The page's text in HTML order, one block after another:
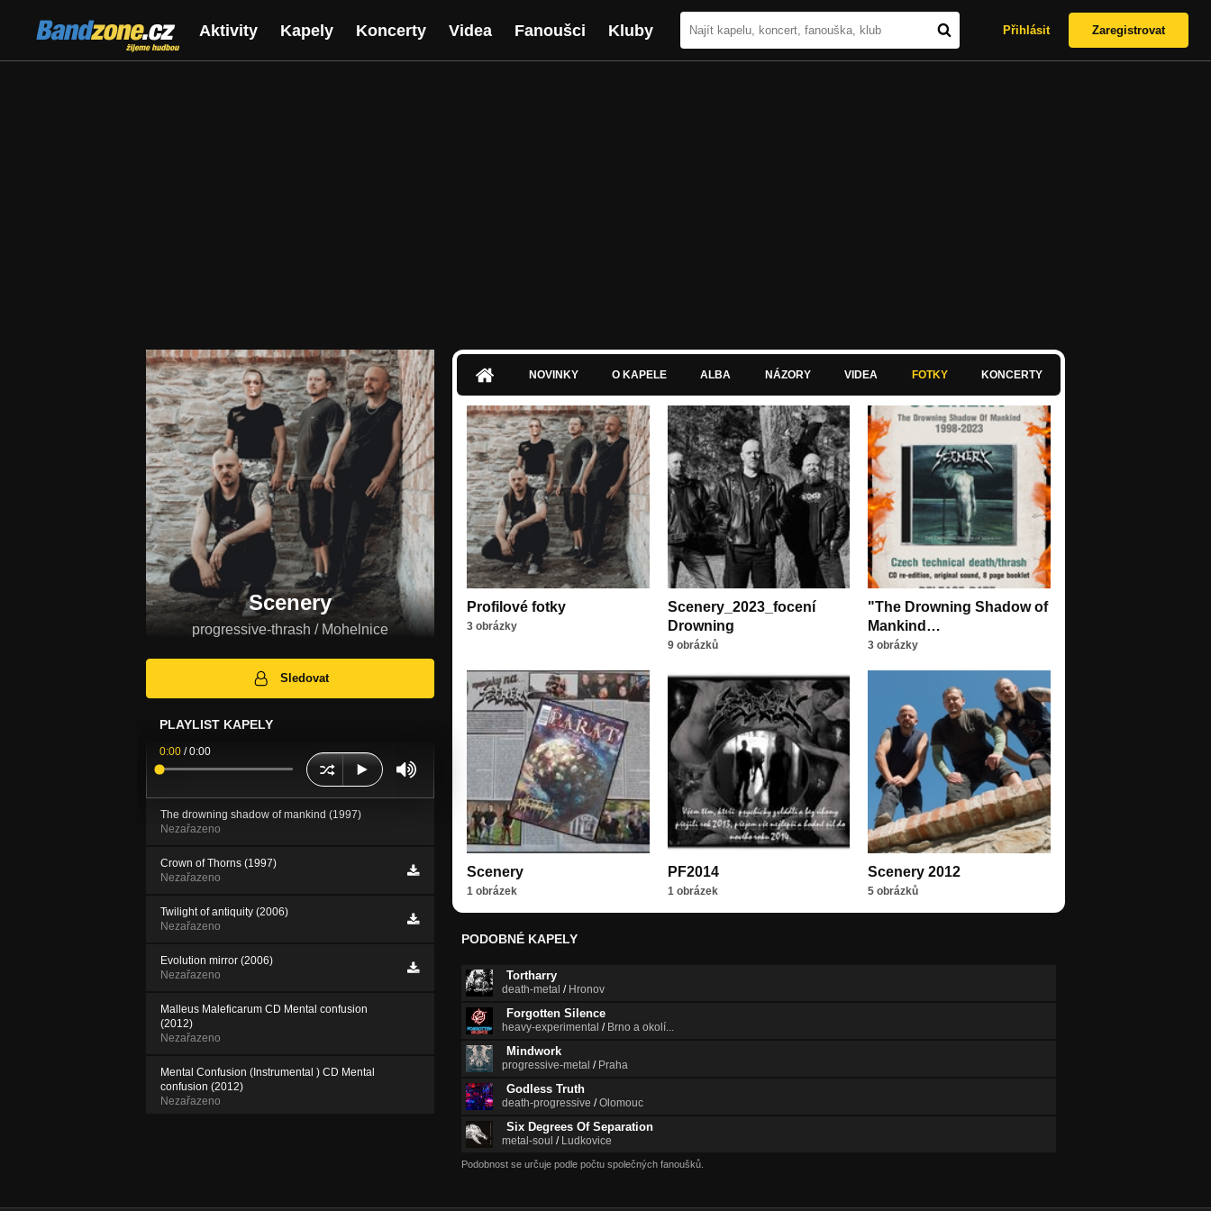
Bandzone.cz
žijeme hudbou
Aktivity Kapely Koncerty Videa Fanoušci Kluby Přihlásit Zaregistrovat
Scenery
progressive-thrash / Mohelnice
Sledovat
PLAYLIST KAPELY
0:00 /0:00
The drowning shadow of mankind (1997)
Nezařazeno
Crown of Thorns (1997)
Nezařazeno
Twilight of antiquity (2006)
Nezařazeno
Evolution mirror (2006)
Nezařazeno
Malleus Maleficarum CD Mental confusion
(2012)
Nezařazeno
Mental Confusion (Instrumental ) CD Mental
confusion (2012)
Nezařazeno
NOVINKY O KAPELE ALBA NÁZORY VIDEA FOTKY KONCERTY
Profilové fotky
3 obrázky
Scenery_2023_focení
Drowning
9 obrázků
"The Drowning Shadow of
Mankind…
3 obrázky
Scenery
1 obrázek
PF2014
1 obrázek
Scenery 2012
5 obrázků
PODOBNÉ KAPELY
Tortharry
death-metal / Hronov
Forgotten Silence
heavy-experimental / Brno a okolí...
Mindwork
progressive-metal / Praha
Godless Truth
death-progressive /Olomouc
Six Degrees Of Separation
metal-soul / Ludkovice
Podobnost se určuje podle počtu společných fanoušků.